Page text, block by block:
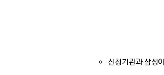
신청기관과 삼성